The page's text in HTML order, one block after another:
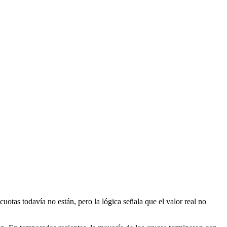
todavía no están, pero la lógica señala que el valor real no